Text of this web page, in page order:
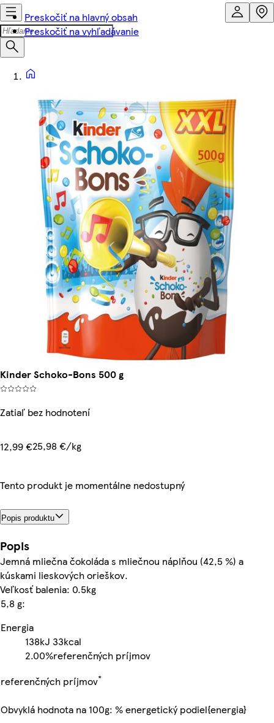
Preskočiť na hlavný obsah
Preskočiť na vyhľadávanie
Kinder Schoko-Bons 500 g
Zatiaľ bez hodnotení
12,99 €25,98 €/kg
Tento produkt je momentálne nedostupný
Popis produktu
Popis
Jemná mliečna čokoláda s mliečnou náplňou (42,5 %) a
kúskami lieskových orieškov.
Veľkosť balenia: 0.5kg
5,8 g:
Energia
138kJ 33kcal
2.00%referenčných príjmov
referenčných príjmov*
Obvyklá hodnota na 100g: % energetický podiel{energia}